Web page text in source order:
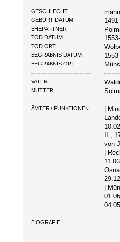
GESCHLECHT
GEBURT DATUM
EHEPARTNER
TOD DATUM
TOD ORT
BEGRÄBNIS DATUM
BEGRÄBNIS ORT
VATER
MUTTER
ÄMTER / FUNKTIONEN
|
II.;
von
|
|
BIOGRAFIE